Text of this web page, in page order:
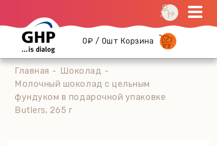
0₽ / 0шт Корзина
Главная
Шоколад
Молочный шоколад с цельным
фундуком в подарочной упаковке
Butlers, 265 г